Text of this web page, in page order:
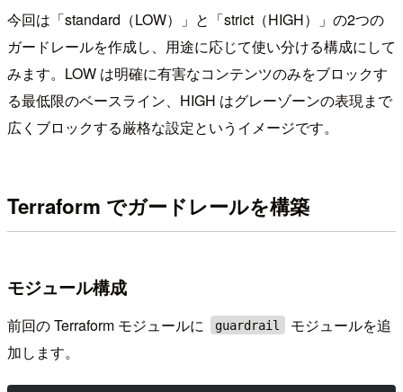
今回は「standard（LOW）」と「strict（HIGH）」の2つの
ガードレールを作成し、用途に応じて使い分ける構成にして
みます。LOW は明確に有害なコンテンツのみをブロックす
る最低限のベースライン、HIGH はグレーゾーンの表現まで
広くブロックする厳格な設定というイメージです。
Terraform でガードレールを構築
モジュール構成
前回の Terraform モジュールに guardrail
モジュールを追
加します。